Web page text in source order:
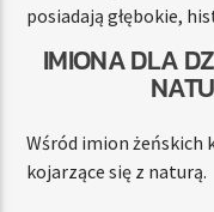
posiadają głębokie,
IMIONA DLA
Wśród imion
kojarzące się z naturą.